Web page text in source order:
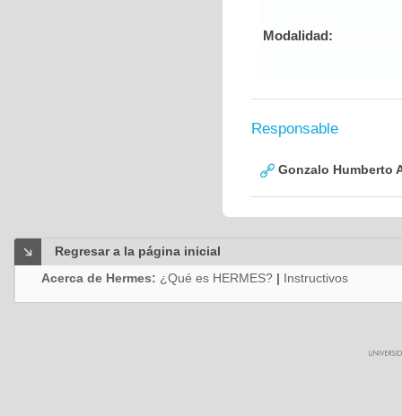
Modalidad:
Responsable
Gonzalo Humberto
Regresar a la página inicial
Acerca de Hermes: ¿Qué es HERMES? | Instructivos